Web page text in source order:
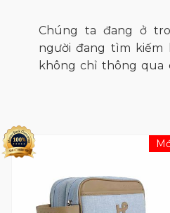
Chúng ta đang ở
người đang tìm kiếm
không chỉ thông qua
toàn phù hợp với thời
tìm thấy thông qua
đến mức hoàn hảo.
thoại thông minh